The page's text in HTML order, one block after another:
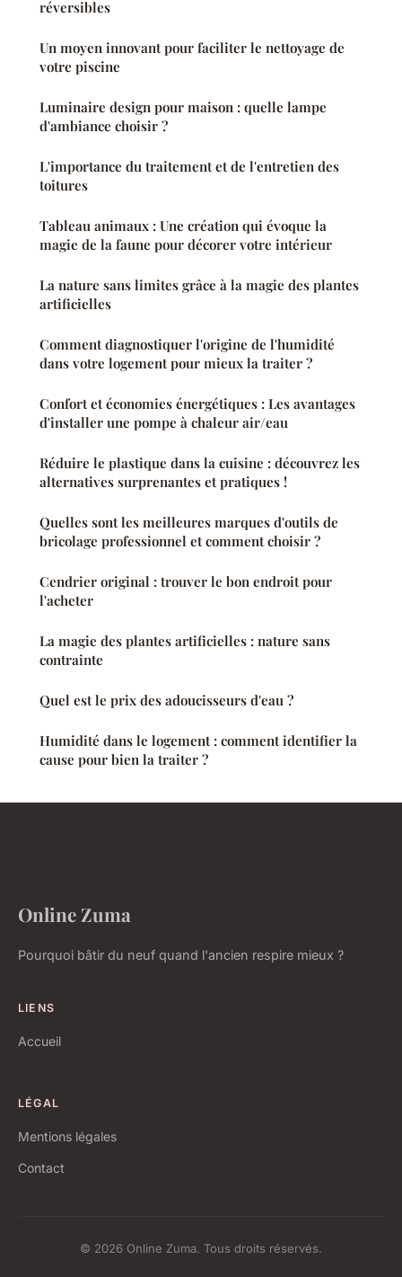
réversibles
Un moyen innovant pour faciliter le nettoyage de
votre piscine
Luminaire design pour maison : quelle lampe
d'ambiance choisir ?
L'importance du traitement et de l'entretien des
toitures
Tableau animaux : Une création qui évoque la
magie de la faune pour décorer votre intérieur
La nature sans limites grâce à la magie des plantes
artificielles
Comment diagnostiquer l'origine de l'humidité
dans votre logement pour mieux la traiter ?
Confort et économies énergétiques : Les avantages
d'installer une pompe à chaleur air/eau
Réduire le plastique dans la cuisine : découvrez les
alternatives surprenantes et pratiques !
Quelles sont les meilleures marques d'outils de
bricolage professionnel et comment choisir ?
Cendrier original : trouver le bon endroit pour
l'acheter
La magie des plantes artificielles : nature sans
contrainte
Quel est le prix des adoucisseurs d'eau ?
Humidité dans le logement : comment identifier la
cause pour bien la traiter ?
Online Zuma
Pourquoi bâtir du neuf quand l'ancien respire mieux ?
LIENS
Accueil
LÉGAL
Mentions légales
Contact
© 2026 Online Zuma. Tous droits réservés.